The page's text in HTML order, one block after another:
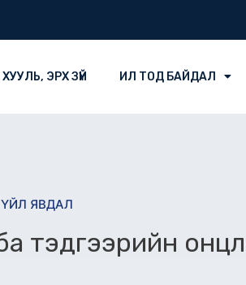
ХУУЛЬ, ЭРХ ЗҮЙ ИЛ ТОД БАЙДАЛ
ҮЙЛ ЯВДАЛ
тэдгээрийн